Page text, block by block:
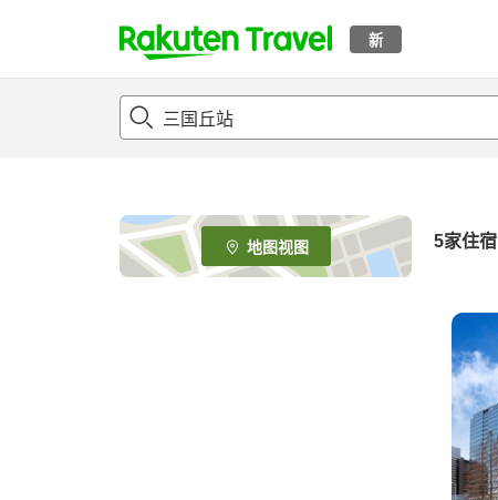
新
t
p
e
_
s
地图视图 5家住宿